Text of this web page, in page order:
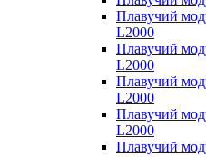
Плавучий
L2000
Плавучий
L2000
Плавучий
L2000
Плавучий
L2000
Плавучий